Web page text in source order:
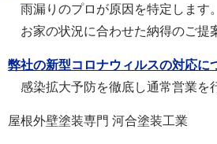
雨漏りのプロが原因を特定します。
お家の状況に合わせた納得のご提
弊社の新型コロナウィルスの対応に
感染拡大予防を徹底し通常営業を
屋根外壁塗装専門 河合塗装工業